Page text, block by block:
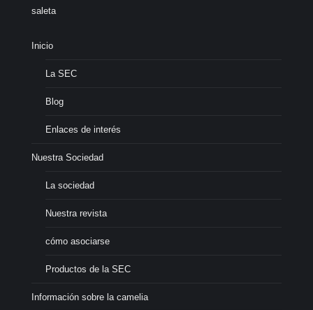
saleta
Inicio
La SEC
Blog
Enlaces de interés
Nuestra Sociedad
La sociedad
Nuestra revista
cómo asociarse
Productos de la SEC
Información sobre la camelia